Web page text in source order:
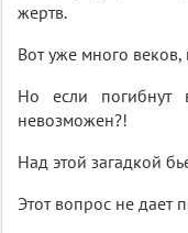
жертв.
Вот уже много
Но если погибнут
невозможен?!
Над этой загадкой
Этот вопрос не дает